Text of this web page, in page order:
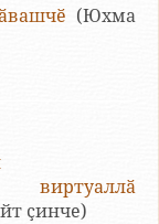
(Юхма
ҫинче)